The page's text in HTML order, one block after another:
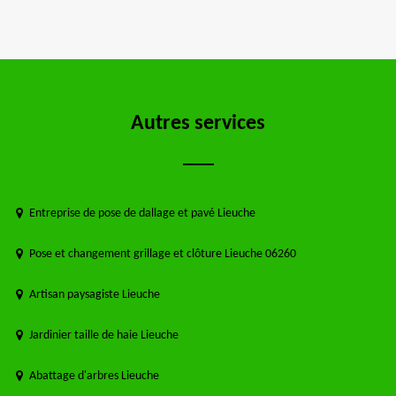
Autres services
Entreprise de pose de dallage et pavé Lieuche
Pose et changement grillage et clôture Lieuche 06260
Artisan paysagiste Lieuche
Jardinier taille de haie Lieuche
Abattage d'arbres Lieuche